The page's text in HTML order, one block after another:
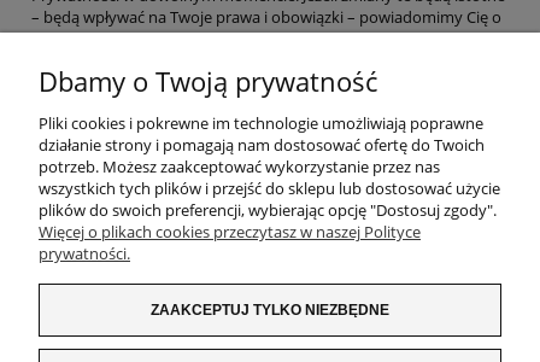
– będą wpływać na Twoje prawa i obowiązki – powiadomimy Cię o
nich z odpowiednim wyprzedzeniem przed wejściem zmian w
Witrynach KGT.
WŁAŚCIWE PRAWO
Przetwarzanie danych osobowych przez KGT podlega prawu
Rzeczypospolitej Polskiej.
MOJE KONTO
Dbamy o Twoją prywatność
Pliki cookies i pokrewne im technologie umożliwiają poprawne
działanie strony i pomagają nam dostosować ofertę do Twoich
potrzeb. Możesz zaakceptować wykorzystanie przez nas
wszystkich tych plików i przejść do sklepu lub dostosować użycie
plików do swoich preferencji, wybierając opcję "Dostosuj zgody".
Więcej o plikach cookies przeczytasz w naszej Polityce
prywatności.
ZAAKCEPTUJ TYLKO NIEZBĘDNE